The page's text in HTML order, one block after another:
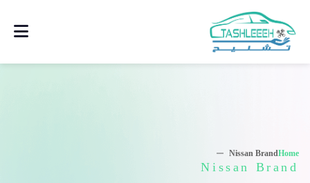
Home
Nissan Brand
Nissan Brand